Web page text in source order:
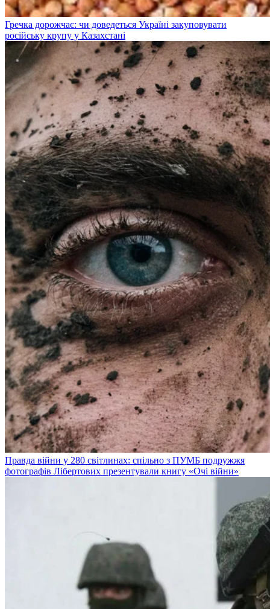
Гречка дорожчає: чи доведеться Україні закуповувати
російську крупу у Казахстані
Правда війни у 280 світлинах: спільно з ПУМБ подружжя
фотографів Лібертових презентували книгу «Очі війни»